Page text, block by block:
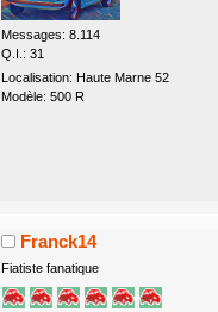
Messages: 8.114
Q.I.: 31
Localisation: Haute Marne 52
Modèle: 500 R
Franck14
Fiatiste fanatique